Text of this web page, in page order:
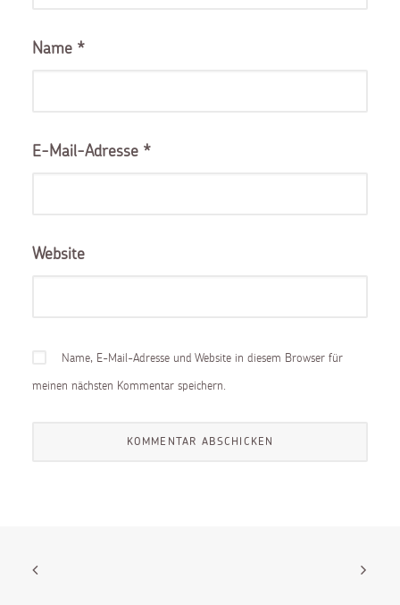
Name *
E-Mail-Adresse *
Website
Name, E-Mail-Adresse und Website in diesem Browser für
meinen nächsten Kommentar speichern.